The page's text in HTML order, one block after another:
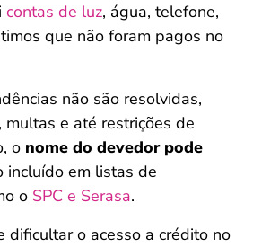
contas de luz, água, telefone,
que não foram pagos no
não são resolvidas,
e até restrições de
o nome do devedor pode
incluído em listas de
o SPC e Serasa.
dificultar o acesso a crédito no